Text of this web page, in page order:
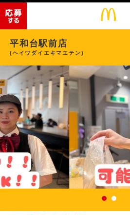
平和台駅前店
(ヘイワダイエキマエテン)